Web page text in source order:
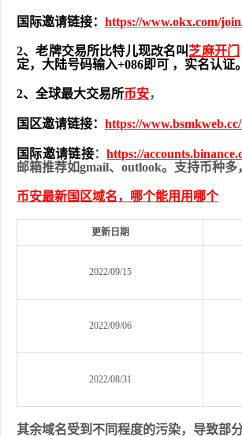
国际邀请链接： https://www.okx.com/
2、老牌交易所比特儿现改名叫 芝麻开门
定，大陆号码输入+086即可 ，实名认
2、全球最大交易所币安，
国区邀请链接： https://
国际邀请链接：https://
邮箱推荐如gmail、outlook。支持币种多
币安最新国区域名，哪个能用用哪个
更新日期
2022/09/15
2022/09/06
2022/08/31
其余域名受到不同程度的污染，导致部